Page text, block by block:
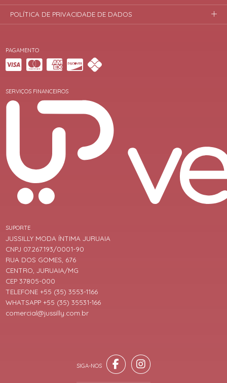
PAGAMENTO
SERVIÇOS FINANCEIROS
SUPORTE
JUSSILLY MODA ÍNTIMA JURUAIA
CNPJ 07.267.193/0001-90
RUA DOS GOMES, 676
CENTRO, JURUAIA/MG
CEP 37805-000
TELEFONE +55 (35) 3553-1166
WHATSAPP +55 (35) 35531-166
comercial@jussilly.com.br
POLÍTICA DE PRIVACIDADE DE DADOS